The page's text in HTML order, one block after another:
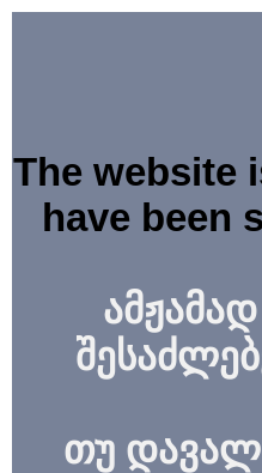
The website
have been
თუ